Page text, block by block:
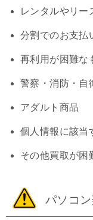
レンタルやリー
分割でのお支払
再利用が困難な
警察・消防・自
アダルト商品
個人情報に該当
その他買取が困
パソコ